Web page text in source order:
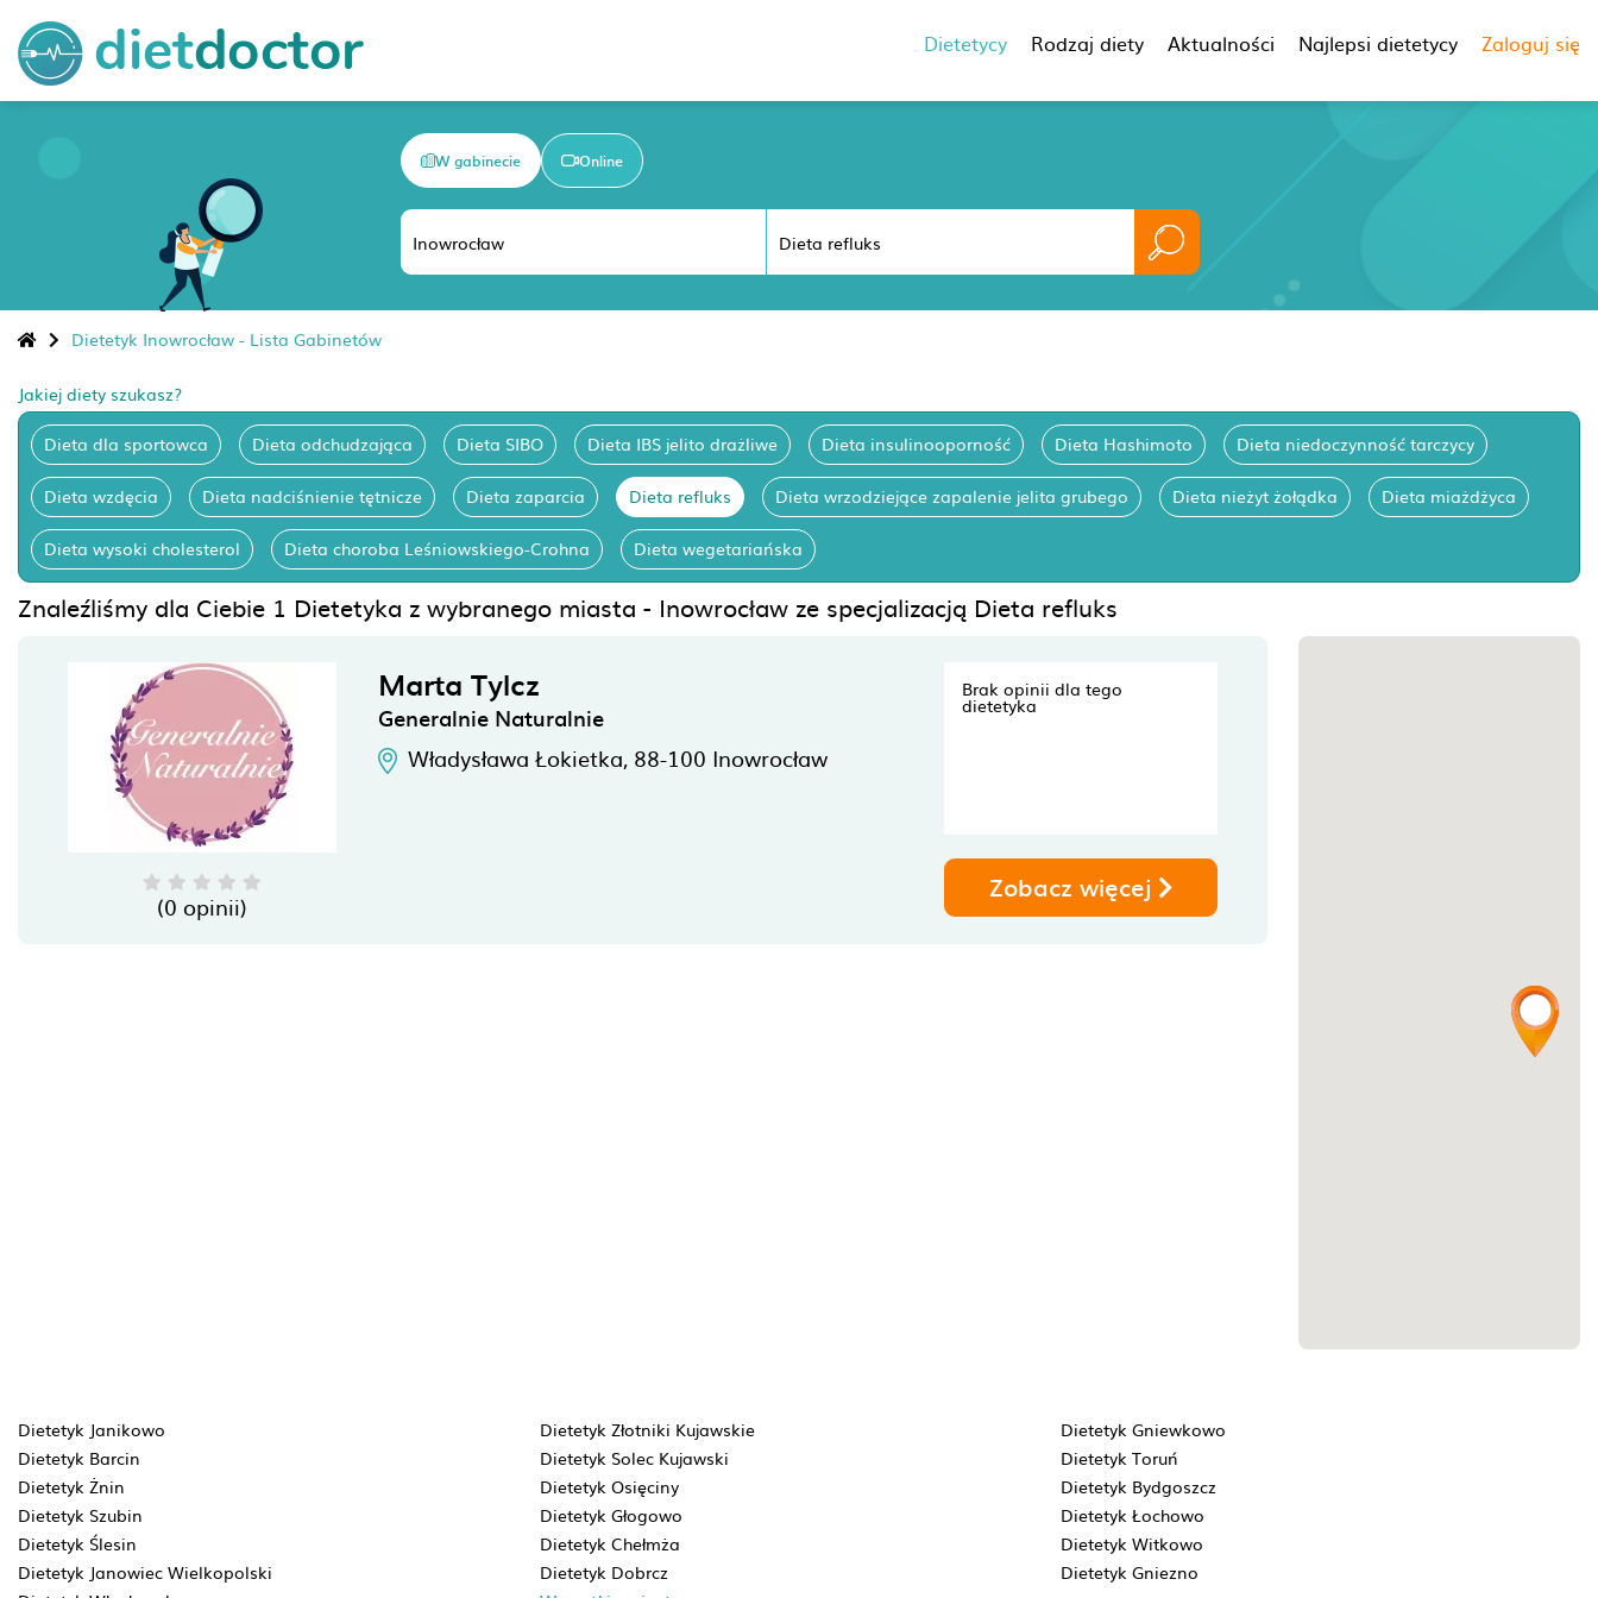
Dietetycy Rodzaj diety Aktualności Najlepsi dietetycy Zaloguj się
W gabinecie Online
Dietetyk Inowrocław - Lista Gabinetów
Jakiej diety szukasz?
Dieta dla sportowca Dieta odchudzająca Dieta SIBO Dieta IBS jelito drażliwe Dieta insulinooporność Dieta Hashimoto Dieta niedoczynność tarczycy
Dieta wzdęcia Dieta nadciśnienie tętnicze Dieta zaparcia Dieta refluks Dieta wrzodziejące zapalenie jelita grubego Dieta nieżyt żołądka Dieta miażdżyca
Dieta wysoki cholesterol Dieta choroba Leśniowskiego-Crohna Dieta wegetariańska
Znaleźliśmy dla Ciebie 1 Dietetyka z wybranego miasta - Inowrocław ze specjalizacją Dieta refluks
(0 opinii)
Marta Tylcz
Generalnie Naturalnie
Władysława Łokietka, 88-100 Inowrocław
Brak opinii dla tego
dietetyka
Zobacz więcej
Dietetyk Janikowo Dietetyk Złotniki Kujawskie
Dietetyk Gniewkowo
Dietetyk Barcin
Dietetyk Solec Kujawski
Dietetyk Toruń
Dietetyk Żnin
Dietetyk Osięciny
Dietetyk Bydgoszcz
Dietetyk Szubin
Dietetyk Głogowo
Dietetyk Łochowo
Dietetyk Ślesin
Dietetyk Chełmża
Dietetyk Witkowo
Dietetyk Janowiec Wielkopolski
Dietetyk Dobrcz
Dietetyk Gniezno